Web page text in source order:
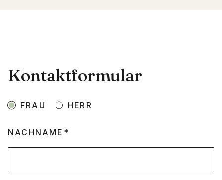
Kontaktformular
FRAU HERR
NACHNAME